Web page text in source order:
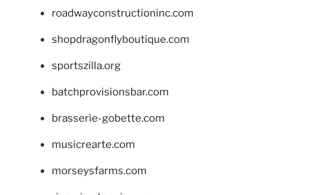
roadwayconstructioninc.com
shopdragonflyboutique.com
sportszilla.org
batchprovisionsbar.com
brasserie-gobette.com
musicrearte.com
morseysfarms.com